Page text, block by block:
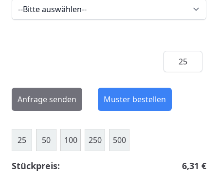
Menge
Anfrage senden Muster bestellen
25 50 100 250 500
Stückpreis: 6,31 €